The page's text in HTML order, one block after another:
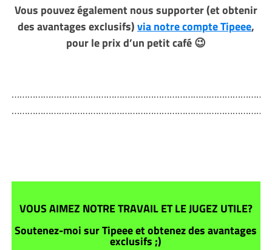
Vous pouvez également nous supporter (et obtenir
des avantages exclusifs)via notre compte Tipeee,
pour le prix d’un petit café 😉
VOUS AIMEZ NOTRE TRAVAIL ET LE JUGEZ UTILE?
Soutenez-moi sur Tipeee et obtenez des avantages
exclusifs ;)